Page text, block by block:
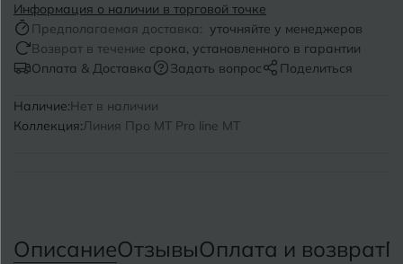
Информация о наличии в торговой точке
Предполагаемая доставка: уточняйте у менеджеров
Возврат в течение срока, установленного в гарантии
Оплата & Доставка
Задать вопрос Поделиться
Наличие:Нет в наличии
Коллекция:Линия Про MT Pro line MT
ОписаниеОтзывыОплата и возврат
Г Геленджик
Грозный
Д Дмитровград
Ставрополь
Сыктывкар
Таганрог